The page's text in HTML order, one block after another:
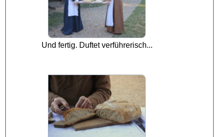
Und fertig. Duftet verführerisch...